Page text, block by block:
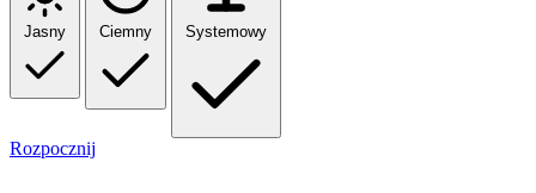
Jasny Ciemny Systemowy
Rozpocznij